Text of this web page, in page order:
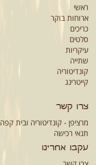
ראשי
ארוחות בוקר
כריכים
סלטים
עיקריות
שתייה
קונדיטוריה
קייטרינג
צרו קשר
מרציפן - קונדיטוריה ובית קפה
תנאי רכישה
עקבו אחרינו